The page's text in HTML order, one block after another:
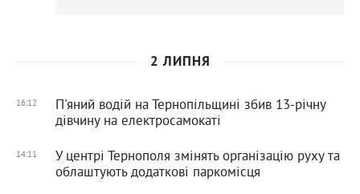
2 ЛИПНЯ
16:12
П'яний водій на Тернопільщині збив 13-річну
дівчину на електросамокаті
14:11
У центрі Тернополя змінять організацію руху та
облаштують додаткові паркомісця